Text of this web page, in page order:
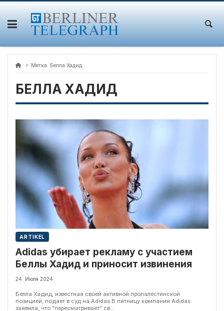
Skip
content
Метка: Белла Хадид
БЕЛЛА ХАДИД
ARTIKEL
Adidas убирает рекламу с участием
Беллы Хадид и приносит извинения
24. Июля 2024
Белла Хадид, известная своей активной пропалестинской
позицией, подает в суд на Adidas В пятницу компания Adidas
заявила, что "пересматривает" св...